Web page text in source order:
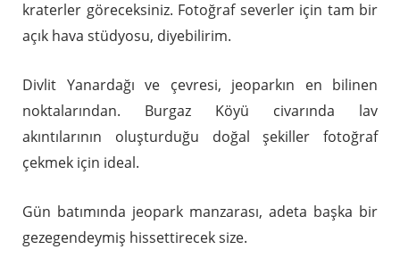
kraterler göreceksiniz. Fotoğraf severler için tam bir
açık hava stüdyosu, diyebilirim.
Divlit Yanardağı ve çevresi, jeoparkın en bilinen
noktalarından. Burgaz Köyü civarında lav
akıntılarının oluşturduğu doğal şekiller fotoğraf
çekmek için ideal.
Gün batımında jeopark manzarası, adeta başka bir
gezegendeymiş hissettirecek size.